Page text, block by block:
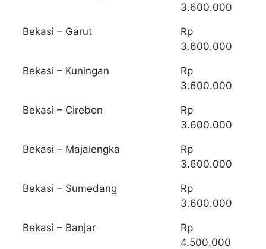
3.600.000
Bekasi – Garut
Rp
3.600.000
Bekasi – Kuningan
Rp
3.600.000
Bekasi – Cirebon
Rp
3.600.000
Bekasi – Majalengka
Rp
3.600.000
Bekasi – Sumedang
Rp
3.600.000
Bekasi – Banjar
Rp
4.500.000